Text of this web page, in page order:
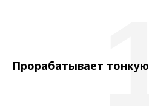
Прорабатывает